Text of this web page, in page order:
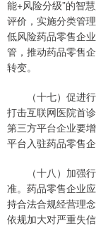
能+风险分级”的智
评价，实施分类管
低风险药品零售企
管，推动药品零售
转变。
（十七）促进行
打击互联网医院首
第三方平台企业要
平台入驻药品零售
（十八）加强行
准。药品零售企业
持合法合规经营理
依规加大对严重失